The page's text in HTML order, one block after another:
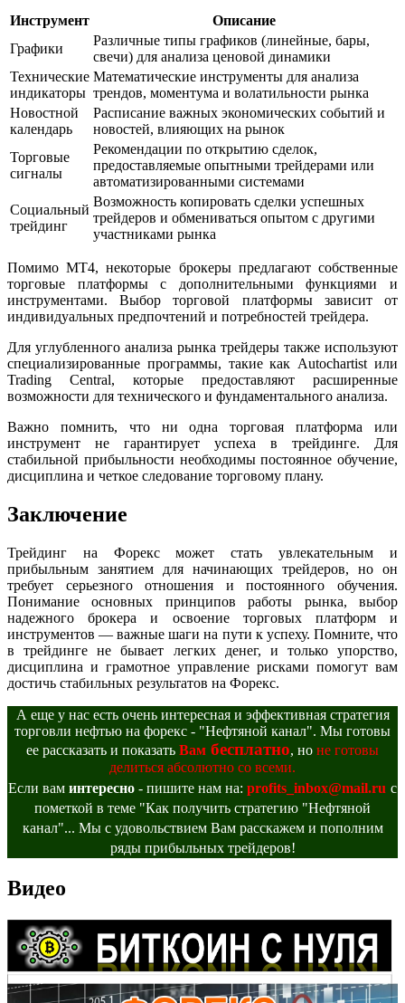
Инструмент
Описание
Графики
Различные типы графиков (линейные, бары,
свечи) для анализа ценовой динамики
Технические
индикаторы
Математические инструменты для анализа
трендов, моментума и волатильности рынка
Новостной
календарь
Расписание важных экономических событий и
новостей, влияющих на рынок
Торговые
сигналы
Рекомендации по открытию сделок,
предоставляемые опытными трейдерами или
автоматизированными системами
Социальный
трейдинг
Возможность копировать сделки успешных
трейдеров и обмениваться опытом с другими
участниками рынка
Помимо MT4, некоторые брокеры предлагают собственные
торговые платформы с дополнительными функциями и
инструментами. Выбор торговой платформы зависит от
индивидуальных предпочтений и потребностей трейдера.
Для углубленного анализа рынка трейдеры также используют
специализированные программы, такие как Autochartist или
Trading Central, которые предоставляют расширенные
возможности для технического и фундаментального анализа.
Важно помнить, что ни одна торговая платформа или
инструмент не гарантирует успеха в трейдинге. Для
стабильной прибыльности необходимы постоянное обучение,
дисциплина и четкое следование торговому плану.
Заключение
Трейдинг на Форекс может стать увлекательным и
прибыльным занятием для начинающих трейдеров, но он
требует серьезного отношения и постоянного обучения.
Понимание основных принципов работы рынка, выбор
надежного брокера и освоение торговых платформ и
инструментов — важные шаги на пути к успеху. Помните, что
в трейдинге не бывает легких денег, и только упорство,
дисциплина и грамотное управление рисками помогут вам
достичь стабильных результатов на Форекс.
А еще у нас есть очень интересная и эффективная стратегия
торговли нефтью на форекс - "Нефтяной канал". Мы готовы
ее рассказать и показать Вам бесплатно, но не готовы
делиться абсолютно со всеми.
Если вам интересно - пишите нам на: profits_inbox@mail.ru с
пометкой в теме "Как получить стратегию "Нефтяной
канал"... Мы с удовольствием Вам расскажем и пополним
ряды прибыльных трейдеров!
Видео